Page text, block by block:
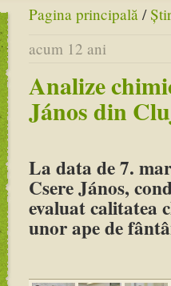
Pagina principală /
acum 12 ani
Analize
János din
La data de 7.
Csere János,
evaluat calitatea
unor ape de